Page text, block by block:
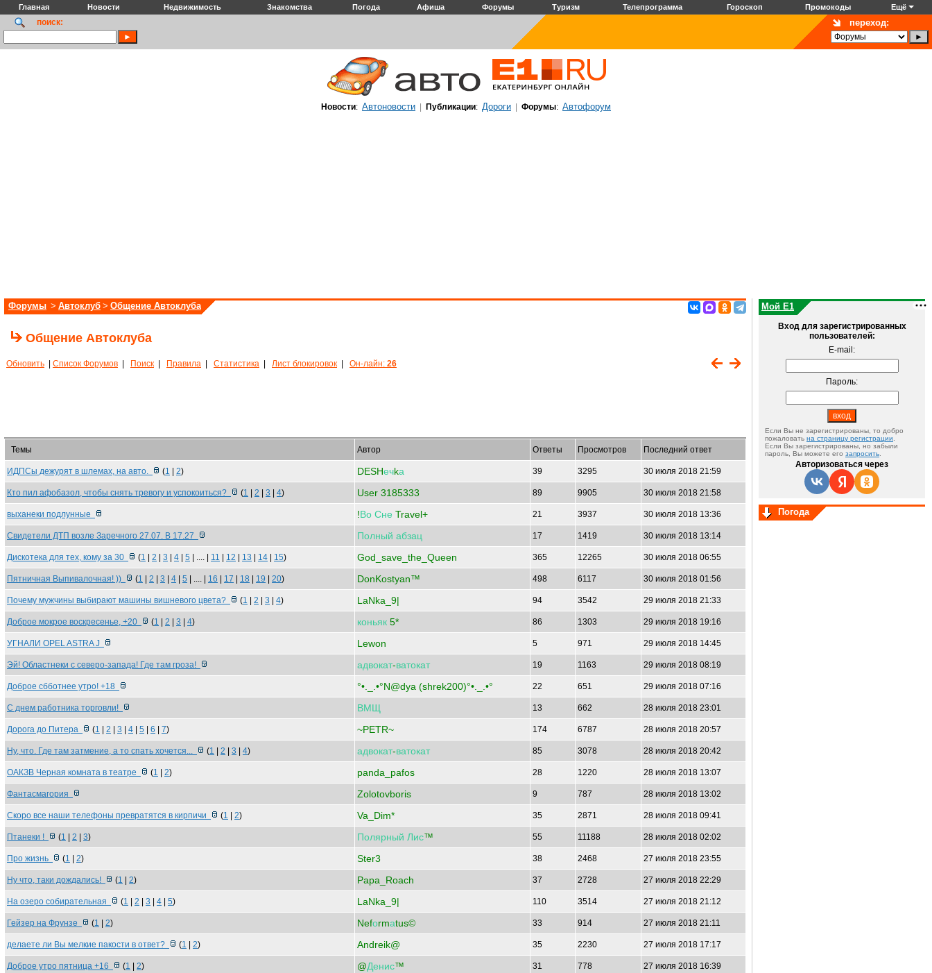
Главная Новости Недвижимость Знакомства Погода Афиша Форумы Туризм Телепрограмма Гороскоп Промокоды Ещё
поиск: переход:
Новости: Автоновости Публикации: Дороги Форумы: Автофорум
Форумы > Автоклуб > Общение Автоклуба
Общение Автоклуба
Обновить Список Форумов Поиск Правила Статистика Лист блокировок Он-лайн: 26
Темы Автор Ответы Просмотров Последний ответ
ИДПСы дежурят в шлемах, на авто. (1 2) DESHечkа 39 3295 30 июля 2018 21:59
Кто пил афобазол, чтобы снять тревогу и успокоиться? (1 2 3 4) User 3185333 89 9905 30 июля 2018 21:58
выханеки подлунные !Во Сне Travel+ 21 3937 30 июля 2018 13:36
Свидетели ДТП возле Заречного 27.07. В 17.27 Полный абзац 17 1419 30 июля 2018 13:14
Дискотека для тех, кому за 30 (1 2 3 4 5 | .... | 11 12 13 14 15) God_save_the_Queen 365 12265 30 июля 2018 06:55
Пятничная Выпивалочная! )) (1 2 3 4 5 | .... | 16 17 18 19 20) DonKostyan™ 498 6117 30 июля 2018 01:56
Почему мужчины выбирают машины вишневого цвета? (1 2 3 4) LaNka_9| 94 3542 29 июля 2018 21:33
Доброе мокрое воскресенье, +20 (1 2 3 4) коньяк 5* 86 1303 29 июля 2018 19:16
УГНАЛИ OPEL ASTRA J Lewon 5 971 29 июля 2018 14:45
Эй! Областнеки с северо-запада! Где там гроза! адвокат-ватокат 19 1163 29 июля 2018 08:19
Доброе сбботнее утро! +18 °•._.•°N@dya (shrek200)°•._.•° 22 651 29 июля 2018 07:16
С днем работника торговли! ВМЩ 13 662 28 июля 2018 23:01
Дорога до Питера (1 2 3 4 5 6 7) ~PETR~ 174 6787 28 июля 2018 20:57
Ну, что. Где там затмение, а то спать хочется... (1 2 3 4) адвокат-ватокат 85 3078 28 июля 2018 20:42
ОАКЗВ Черная комната в театре (1 2) panda_pafos 28 1220 28 июля 2018 13:07
Фантасмагория Zolotovboris 9 787 28 июля 2018 13:02
Скоро все наши телефоны превратятся в кирпичи (1 2) Va_Dim* 35 2871 28 июля 2018 09:41
Птанеки ! (1 2 3) Полярный Лис™ 55 11188 28 июля 2018 02:02
Про жизнь (1 2) Ster3 38 2468 27 июля 2018 23:55
Ну что, таки дождались! (1 2) Papa_Roach 37 2728 27 июля 2018 22:29
На озеро собирательная (1 2 3 4 5) LaNka_9| 110 3514 27 июля 2018 21:12
Гейзер на Фрунзе (1 2) Nefоrmаtus© 33 914 27 июля 2018 21:11
делаете ли Вы мелкие пакости в ответ? (1 2) Andreik@ 35 2230 27 июля 2018 17:17
Доброе утро пятница +16 (1 2) @Денис™ 31 778 27 июля 2018 16:39
Мой E1
Вход для зарегистрированных
пользователей:
E-mail:
Пароль:
Если Вы не зарегистрированы, то добро
пожаловать на страницу регистрации
Если Вы зарегистрированы, но забыли
пароль, Вы можете его запросить
Авторизоваться через
Погода